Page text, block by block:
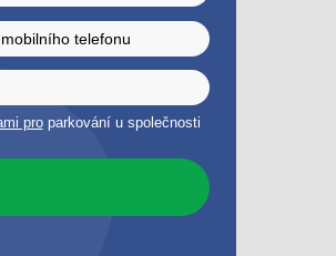
proparkování u společnosti